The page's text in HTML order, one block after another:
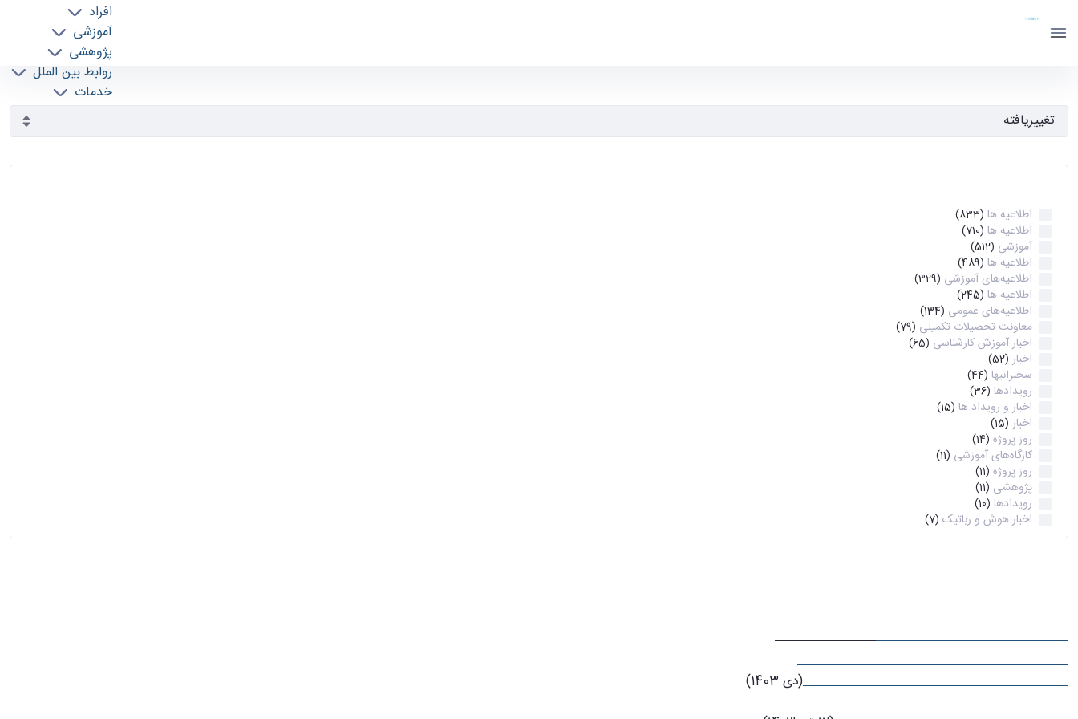
افراد
آموزشی
پژوهشی
روابط بین الملل
خدمات
اطلاعیه ها (833)
اطلاعیه ها (710)
آموزشی (512)
اطلاعیه ها (489)
اطلاعیه‌های‌ آموزشی (329)
اطلاعیه ها (245)
اطلاعیه‌های عمومی (134)
معاونت تحصیلات تکمیلی (79)
اخبار آموزش کارشناسی (65)
اخبار (52)
سخنرانیها (44)
رویدادها (36)
اخبار و رویداد ها (15)
اخبار (15)
روز پروژه (14)
کارگاه‌های آموزشی (11)
روز پروژه (11)
پژوهشی (11)
رویدادها (10)
اخبار هوش و رباتیک (7)
(دی 1403)